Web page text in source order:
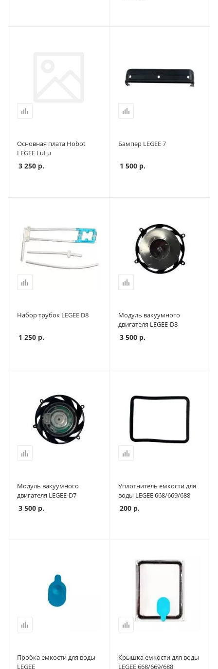
Основная плата Hobot
LEGEE LuLu
3 250 р.
Бампер LEGEE 7
1 500р.
Набор трубок LEGEE D8
1 250 р.
Модуль вакуумного
двигателя LEGEE-D8
3 500р.
Модуль вакуумного
двигателя LEGEE-D7
3 500 р.
Уплотнитель емкости для
воды LEGEE 668/669/688
200р.
Пробка емкости для воды
LEGEE
Крышка емкости для воды
LEGEE 668/669/688